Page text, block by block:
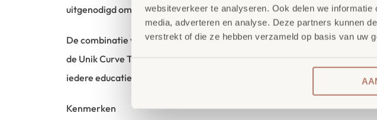
websiteverkeer te analyseren. Ook delen we
media, adverteren en analyse. Deze partners kunnen
verstrekt of die ze hebben verzameld op basis van uw
uitgenodigd om te ontdekken, lezen en leren.
De combinatie van een doordacht ontwerp en hoogwaardige afwerking
de Unik Curve Toonkast tot een praktische én esthetische toevoeging aan
iedere educatieve ruimte.
Kenmerken